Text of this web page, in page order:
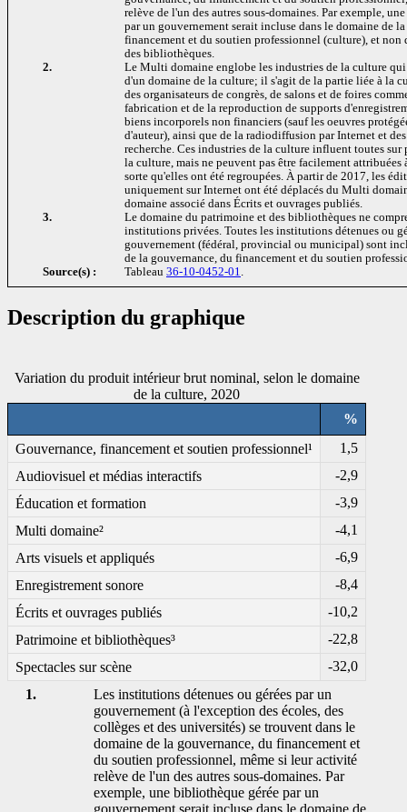
relève de l'un des autres sous-domaines. Par exemple,
par un gouvernement serait incluse dans le domaine de
financement et du soutien professionnel (culture), et non
des bibliothèques.
2.
Le Multi domaine englobe les industries de la culture qui
d'un domaine de la culture; il s'agit de la partie liée à la
des organisateurs de congrès, de salons et de foires
fabrication et de la reproduction de supports
biens incorporels non financiers (sauf les oeuvres
d'auteur), ainsi que de la radiodiffusion par Internet et
recherche. Ces industries de la culture influent toutes sur
la culture, mais ne peuvent pas être facilement attribuées
sorte qu'elles ont été regroupées. À partir de 2017, les
uniquement sur Internet ont été déplacés du Multi
domaine associé dans Écrits et ouvrages publiés.
3.
Le domaine du patrimoine et des bibliothèques ne
institutions privées. Toutes les institutions détenues ou
gouvernement (fédéral, provincial ou municipal) sont
de la gouvernance, du financement et du soutien
Source(s) :
Tableau 36-10-0452-01.
Description du graphique
Variation du produit intérieur brut nominal, selon le domaine
de la culture, 2020
%
Gouvernance, financement et soutien professionnel¹
1,5
Audiovisuel et médias interactifs
-2,9
Éducation et formation
-3,9
Multi domaine²
-4,1
Arts visuels et appliqués
-6,9
Enregistrement sonore
-8,4
Écrits et ouvrages publiés
-10,2
Patrimoine et bibliothèques³
-22,8
Spectacles sur scène
-32,0
1.
Les institutions détenues ou gérées par un
gouvernement (à l'exception des écoles, des
collèges et des universités) se trouvent dans le
domaine de la gouvernance, du financement et
du soutien professionnel, même si leur activité
relève de l'un des autres sous-domaines. Par
exemple, une bibliothèque gérée par un
gouvernement serait incluse dans le domaine de